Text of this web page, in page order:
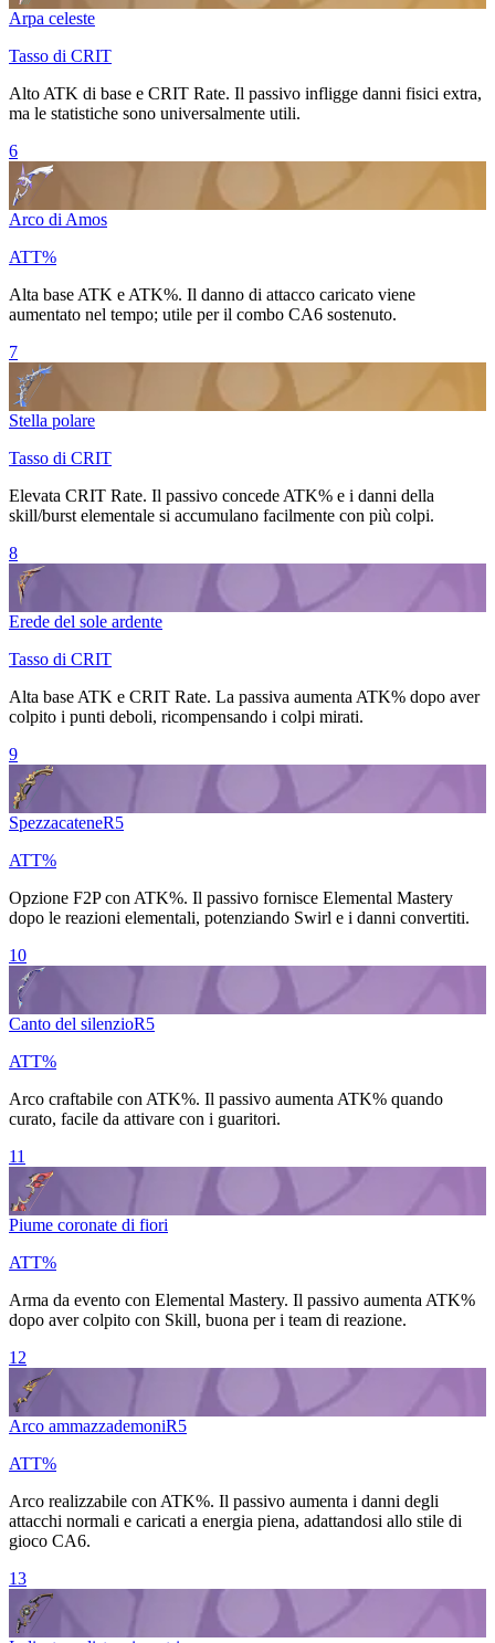
Arpa celeste
Tasso di CRIT
Alto ATK di base e CRIT Rate. Il passivo infligge danni fisici extra,
ma le statistiche sono universalmente utili.
6
Arco di Amos
ATT%
Alta base ATK e ATK%. Il danno di attacco caricato viene
aumentato nel tempo; utile per il combo CA6 sostenuto.
7
Stella polare
Tasso di CRIT
Elevata CRIT Rate. Il passivo concede ATK% e i danni della
skill/burst elementale si accumulano facilmente con più colpi.
8
Erede del sole ardente
Tasso di CRIT
Alta base ATK e CRIT Rate. La passiva aumenta ATK% dopo aver
colpito i punti deboli, ricompensando i colpi mirati.
9
SpezzacateneR5
ATT%
Opzione F2P con ATK%. Il passivo fornisce Elemental Mastery
dopo le reazioni elementali, potenziando Swirl e i danni convertiti.
10
Canto del silenzioR5
ATT%
Arco craftabile con ATK%. Il passivo aumenta ATK% quando
curato, facile da attivare con i guaritori.
11
Piume coronate di fiori
ATT%
Arma da evento con Elemental Mastery. Il passivo aumenta ATK%
dopo aver colpito con Skill, buona per i team di reazione.
12
Arco ammazzademoniR5
ATT%
Arco realizzabile con ATK%. Il passivo aumenta i danni degli
attacchi normali e caricati a energia piena, adattandosi allo stile di
gioco CA6.
13